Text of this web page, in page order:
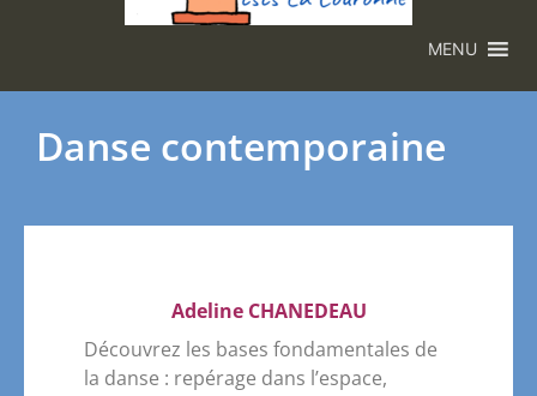
MENU
Danse contemporaine
Adeline CHANEDEAU
Découvrez les bases fondamentales de
la danse : repérage dans l’espace,